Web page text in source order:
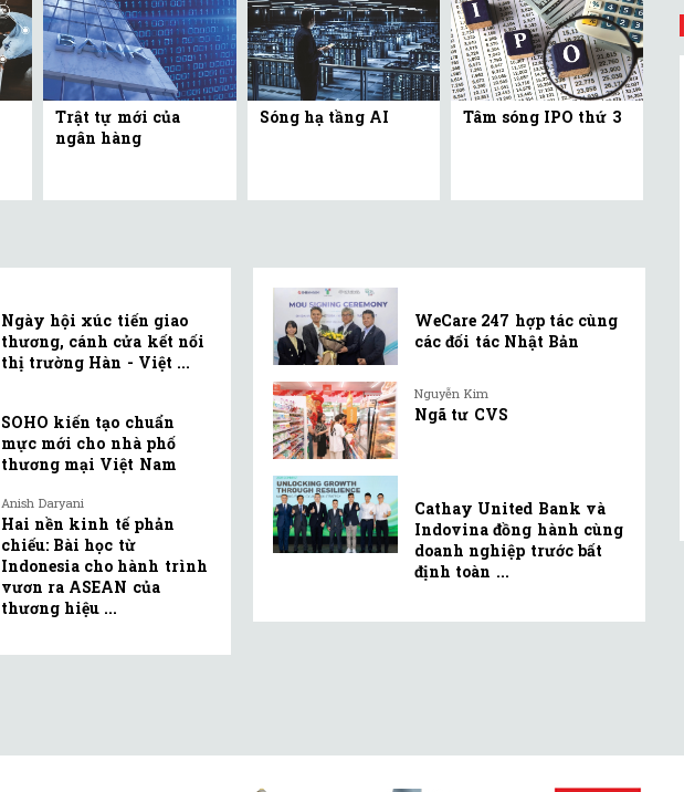
Trật tự mới của
ngân hàng
Sóng hạ tầng AI Tâm sóng IPO thứ 3
Ngày hội xúc tiến giao
thương, cánh cửa kết nối
thị trường Hàn - Việt ...
SOHO kiến tạo chuẩn
mực mới cho nhà phố
thương mại Việt Nam
Anish Daryani
Hai nền kinh tế phản
chiếu: Bài học từ
Indonesia cho hành trình
vươn ra ASEAN của
thương hiệu ...
WeCare 247 hợp tác cùng
các đối tác Nhật Bản
Nguyễn Kim
Ngã tư CVS
Cathay United Bank và
Indovina đồng hành cùng
doanh nghiệp trước bất
định toàn ...